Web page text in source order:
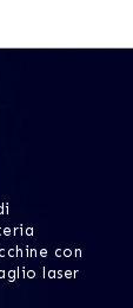
con
laser